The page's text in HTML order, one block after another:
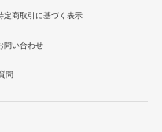
定商取引に基づく表示
問い合わせ
問